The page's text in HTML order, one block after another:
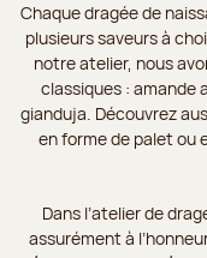
Chaque dragée de
plusieurs saveurs à
notre atelier, nous
classiques : amande
gianduja. Découvrez
en forme de palet ou
Dans l’atelier de
assurément à